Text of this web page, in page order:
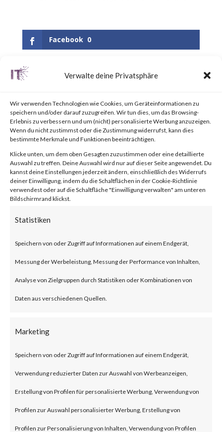
Verwalte deine Privatsphäre
Wir verwenden Technologien wie Cookies, um Geräteinformationen zu
speichern und/oder darauf zuzugreifen. Wir tun dies, um das Browsing-
Erlebnis zu verbessern und um (nicht) personalisierte Werbung anzuzeigen.
Wenn du nicht zustimmst oder die Zustimmung widerrufst, kann dies
bestimmte Merkmale und Funktionen beeinträchtigen.
Klicke unten, um dem oben Gesagten zuzustimmen oder eine detaillierte
Auswahl zu treffen. Deine Auswahl wird nur auf dieser Seite angewendet. Du
kannst deine Einstellungen jederzeit ändern, einschließlich des Widerrufs
deiner Einwilligung, indem du die Schaltflächen in der Cookie-Richtlinie
verwendest oder auf die Schaltfläche "Einwilligung verwalten" am unteren
Bildschirmrand klickst.
Statistiken
Speichern von oder Zugriff auf Informationen auf einem Endgerät,
Messung der Werbeleistung, Messung der Performance von Inhalten,
Analyse von Zielgruppen durch Statistiken oder Kombinationen von
Daten aus verschiedenen Quellen.
Marketing
Speichern von oder Zugriff auf Informationen auf einem Endgerät,
Verwendung reduzierter Daten zur Auswahl von Werbeanzeigen,
Erstellung von Profilen für personalisierte Werbung, Verwendung von
Profilen zur Auswahl personalisierter Werbung, Erstellung von
Profilen zur Personalisierung von Inhalten, Verwendung von Profilen
Facebook 0
What is the Attack?
According to the blog published
by Citrix, CVE-2023-4966 is a
buffer overflow vulnerability
that can result in unauthorized
data disclosure on Citrix
NetScaler ADC and NetScaler
Gateway products.
servers have this particular